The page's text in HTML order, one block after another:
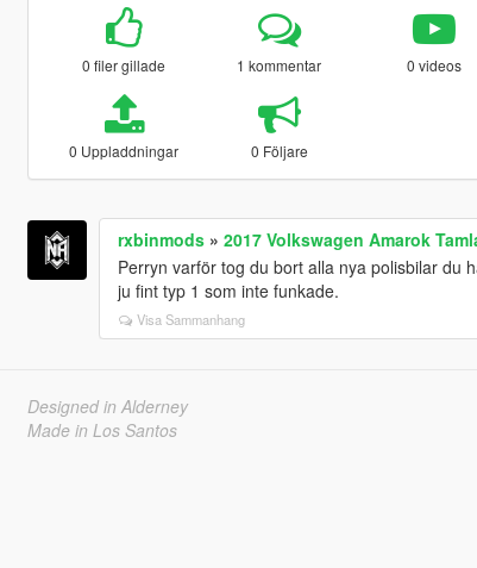
0 filer gillade 1 kommentar 0 videos
0 Uppladdningar 0 Följare
rxbinmods» 2017 Volkswagen Amarok
Perryn varför tog du bort alla nya polisbilar du
ju fint typ 1 som inte funkade.
Visa Sammanhang
Designed in Alderney
Made in Los Santos